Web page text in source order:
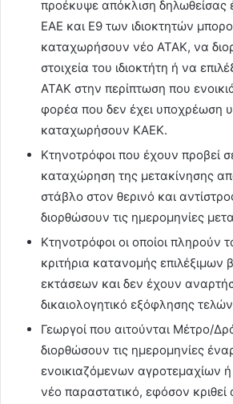
προέκυψε απόκλιση δηλωθείσας
ΕΑΕ και Ε9 των ιδιοκτητών
καταχωρήσουν νέο ΑΤΑΚ, να
στοιχεία του ιδιοκτήτη ή να
ΑΤΑΚ στην περίπτωση που
φορέα που δεν έχει υποχρέωση
καταχωρήσουν ΚΑΕΚ.
Κτηνοτρόφοι που έχουν προβεί
καταχώρηση της μετακίνησης
στάβλο στον θερινό και
διορθώσουν τις ημερομηνίες
Κτηνοτρόφοι οι οποίοι πληρούν
κριτήρια κατανομής επιλέξιμων
εκτάσεων και δεν έχουν
δικαιολογητικό εξόφλησης
Γεωργοί που αιτούνται Μέτρο/
διορθώσουν τις ημερομηνίες
ενοικιαζόμενων αγροτεμαχίων
νέο παραστατικό, εφόσον